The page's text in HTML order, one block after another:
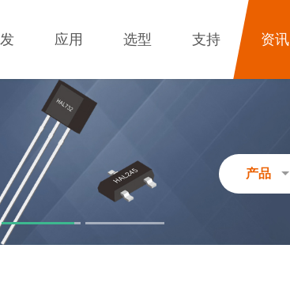
应用 选型 支持 资讯
产品